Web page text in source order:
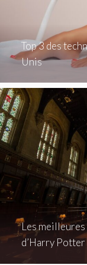
Top 3 des
Unis
Les
d’Harry Potter